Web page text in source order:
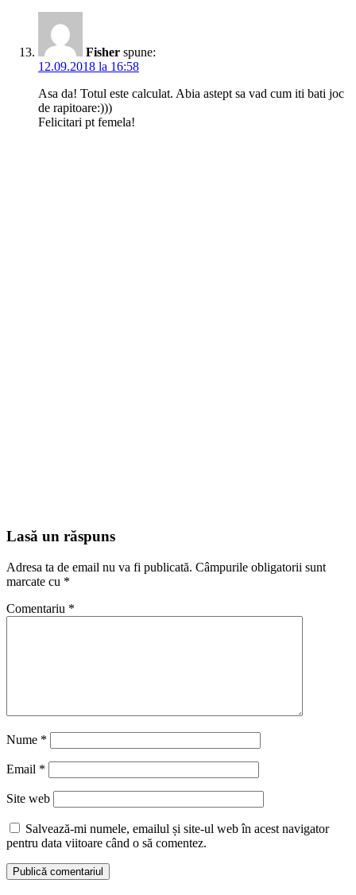
Fisher spune:
12.09.2018 la 16:58
Asa da! Totul este calculat. Abia astept sa vad cum iti bati joc
de rapitoare:)))
Felicitari pt femela!
Lasă un răspuns
Adresa ta de email nu va fi publicată. Câmpurile obligatorii sunt
marcate cu *
Comentariu *
Nume *
Email *
Site web
Salvează-mi numele, emailul și site-ul web în acest navigator
pentru data viitoare când o să comentez.